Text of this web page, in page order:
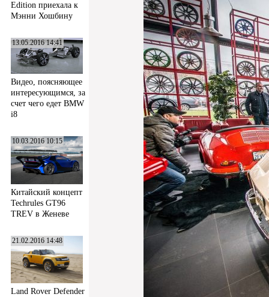
Edition приехала к
Мэнни Хошбину
13.05.2016 14:41
Видео, поясняющее
интересующимся, за
счет чего едет BMW
i8
10.03.2016 10:15
Китайский концепт
Techrules GT96
TREV в Женеве
21.02.2016 14:48
Land Rover Defender